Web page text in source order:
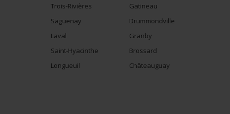
Trois-Rivières
Gatineau
Saguenay
Drummondville
Laval
Granby
Saint-Hyacinthe
Brossard
Longueuil
Châteauguay